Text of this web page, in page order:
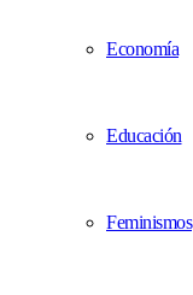
Economía
Educación
Feminismos